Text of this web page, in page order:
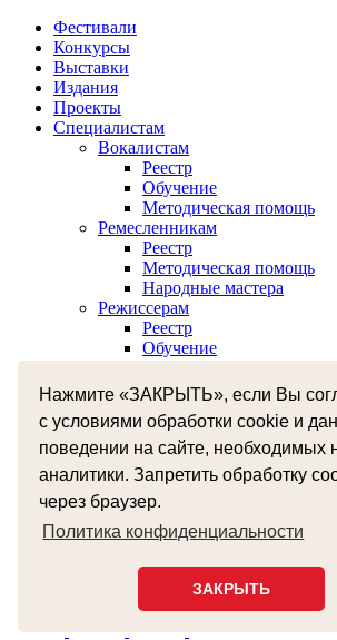
Нажмите «ЗАКРЫТЬ», если Вы
с условиями обработки cookie и
поведении на сайте, необходимых
аналитики. Запретить обработку
через браузер.
Политика конфиденциальности
ЗАКРЫТЬ
Фестивали
Конкурсы
Выставки
Издания
Проекты
Специалистам
Вокалистам
Реестр
Обучение
Методическая помощь
Ремесленникам
Реестр
Методическая помощь
Народные мастера
Режиссерам
Реестр
Обучение
Реестр
Музыкантам
Реестр
Межнациональное сотрудничество
Независимая оценка качества
Бесплатная юридическая помощь
Земский работник культуры
+7 (4812) 38-55-92 smolzentrnt@mail.ru